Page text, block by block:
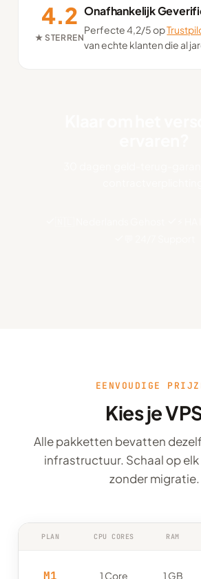
4.2
★ STERREN
Onafhankelijk
Perfecte 4,2/5 op
van echte klanten die al
EENVOUDIGE
Kies je
Alle pakketten bevatten
infrastructuur. Schaal op
zonder migratie.
PLAN CPU CORES RAM
M1 1 Core 1 GB